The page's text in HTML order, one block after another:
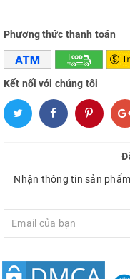
Phương thức thanh toán
Kết nối với chúng tôi
Nhận thông tin sản